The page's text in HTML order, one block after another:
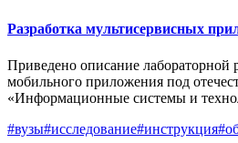
Разработка мультисервисных
Приведено описание
мобильного приложения под
«Информационные системы и
#вузы#исследование#инструкция#